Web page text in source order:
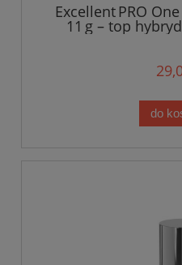
Excellent PRO
11 g – top
do